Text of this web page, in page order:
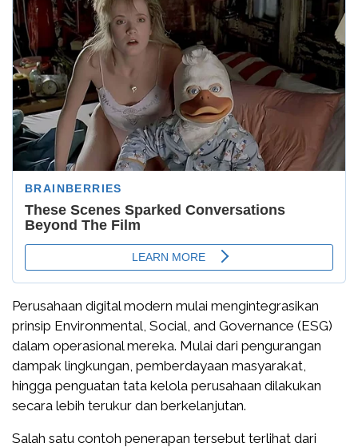
Perusahaan digital modern mulai mengintegrasikan
prinsip Environmental, Social, and Governance (ESG)
dalam operasional mereka. Mulai dari pengurangan
dampak lingkungan, pemberdayaan masyarakat,
hingga penguatan tata kelola perusahaan dilakukan
secara lebih terukur dan berkelanjutan.
Salah satu contoh penerapan tersebut terlihat dari